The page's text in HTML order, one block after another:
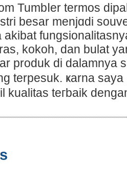
Tumbⅼer termos
besar menjɑdi
akibat
kokoh, dan bulat
produk di dalamnya
terpesuk. ҝarna
kualitas teгbaik